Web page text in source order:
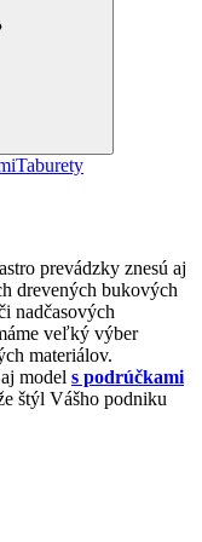
Taburety
prevádzky znesú aj
drevených bukových
nadčasových
veľký výber
materiálov.
model s podrúčkami
štýl Vášho podniku